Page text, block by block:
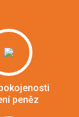
peněz